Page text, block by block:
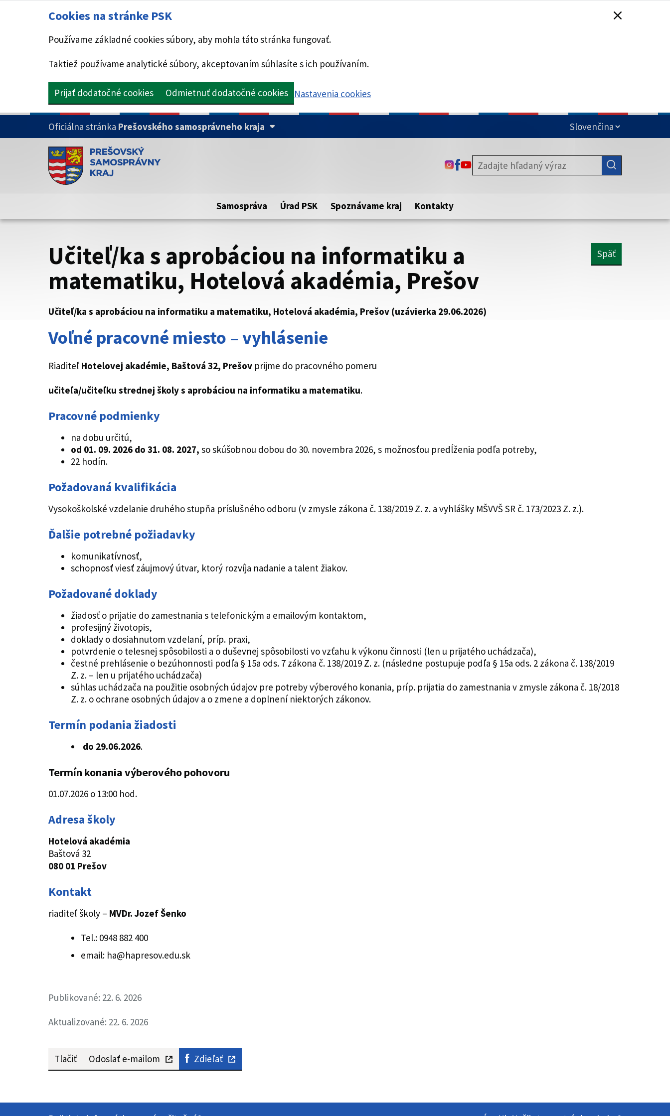
Cookies na stránke PSK
Používame základné cookies súbory, aby mohla táto stránka fungovať.
Taktiež používame analytické súbory, akceptovaním súhlasíte s ich používaním.
Prijať dodatočné cookies Odmietnuť dodatočné cookies Nastavenia cookies
PRESKOČIŤ NA HLAVNÝ OBSAH
Oficiálna stránka Prešovského samosprávneho kraja
Doména psk.sk je oficiálna
Toto je oficiálna webová stránka Prešovského samosprávneho kraja.
Táto stránka je zabezpečená
zabezpečenú webovú stránku. Zabezpečená stránka vždy začína
https:// pred názvom domény webového sídla.
ODKAZ SA OTVORÍ NA NOVEJ KARTE
ODKAZ SA OTVORÍ NA NOVEJ KARTE
ODKAZ SA OTVORÍ NA NOVEJ KARTE
Samospráva Úrad PSK Spoznávame kraj Kontakty
Učiteľ/ka s aprobáciou na informatiku a
matematiku, Hotelová akadémia, Prešov
Späť
Učiteľ/ka s aprobáciou na informatiku a matematiku, Hotelová akadémia, Prešov (uzávierka 29.06.2026)
Voľné pracovné miesto – vyhlásenie
Riaditeľ Hotelovej akadémie, Baštová 32, Prešov prijme do pracovného pomeru
učiteľa/učiteľku strednej školy s aprobáciou na informatiku a matematiku.
Pracovné podmienky
na dobu určitú,
od 01. 09. 2026 do 31. 08. 2027, so skúšobnou dobou do 30. novembra 2026, s možnosťou predĺženia podľa potreby,
22 hodín.
Požadovaná kvalifikácia
Vysokoškolské vzdelanie druhého stupňa príslušného odboru (v zmysle zákona č. 138/2019 Z. z. a vyhlášky MŠVVŠ SR č. 173/2023 Z. z.).
Ďalšie potrebné požiadavky
komunikatívnosť,
schopnosť viesť záujmový útvar, ktorý rozvíja nadanie a talent žiakov.
Požadované doklady
žiadosť o prijatie do zamestnania s telefonickým a emailovým kontaktom,
profesijný životopis,
doklady o dosiahnutom vzdelaní, príp. praxi,
potvrdenie o telesnej spôsobilosti a o duševnej spôsobilosti vo vzťahu k výkonu činnosti (len u prijatého uchádzača),
čestné prehlásenie o bezúhonnosti podľa § 15a ods. 7 zákona č. 138/2019 Z. z. (následne postupuje podľa § 15a ods. 2 zákona č. 138/2019
Z. z. – len u prijatého uchádzača)
súhlas uchádzača na použitie osobných údajov pre potreby výberového konania, príp. prijatia do zamestnania v zmysle zákona č. 18/2018
Z. z. o ochrane osobných údajov a o zmene a doplnení niektorých zákonov.
Termín podania žiadosti
do 29.06.2026.
Termín konania výberového pohovoru
01.07.2026 o 13:00 hod.
Adresa školy
Hotelová akadémia
Baštová 32
080 01 Prešov
Kontakt
riaditeľ školy – MVDr. Jozef Šenko
Tel.: 0948 882 400
email: ha@hapresov.edu.sk
Publikované: 22. 6. 2026
Aktualizované: 22. 6. 2026
Tlačiť Odoslať e-mailom Zdieľať